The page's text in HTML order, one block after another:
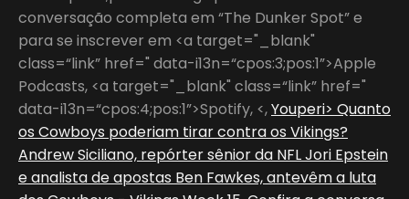
conversação completa em “The Dunker Spot” e
para se inscrever em <a target="_blank"
class=“link” href=" data-i13n=“cpos:3;pos:1”>Apple
Podcasts, <a target="_blank" class=“link” href="
data-i13n=“cpos:4;pos:1”>Spotify, <,Youperi> Quanto
os Cowboys poderiam tirar contra os Vikings?
Andrew Siciliano, repórter sênior da NFL Jori Epstein
e analista de apostas Ben Fawkes, antevêm a luta